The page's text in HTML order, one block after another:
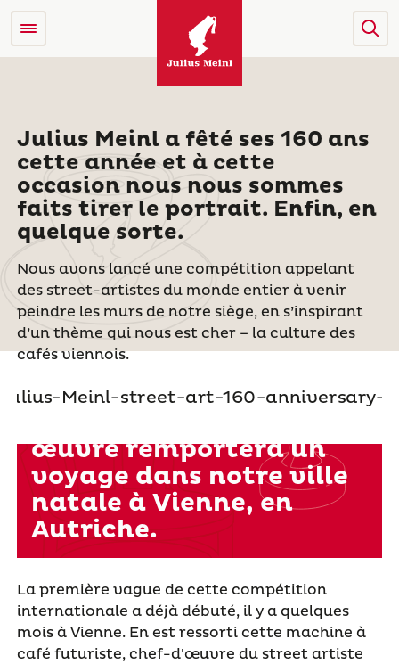
Julius Meinl a fêté ses 160 ans
cette année et à cette
occasion nous nous sommes
faits tirer le portrait. Enfin, en
quelque sorte.
Nous avons lancé une compétition appelant
des street-artistes du monde entier à venir
peindre les murs de notre siège, en s’inspirant
d’un thème qui nous est cher – la culture des
cafés viennois.
La première vague de cette compétition
internationale a déjà débuté, il y a quelques
mois à Vienne. En est ressorti cette machine à
café futuriste, chef-d'œuvre du streetartiste
Le street-artiste qui
œuvre remportera un
voyage dans notre ville
natale à Vienne, en
Autriche.